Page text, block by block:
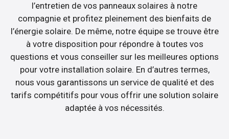
l’entretien de vos panneaux solaires à notre
compagnie et profitez pleinement des bienfaits de
l’énergie solaire. De même, notre équipe se trouve être
à votre disposition pour répondre à toutes vos
questions et vous conseiller sur les meilleures options
pour votre installation solaire. En d’autres termes,
nous vous garantissons un service de qualité et des
tarifs compétitifs pour vous offrir une solution solaire
adaptée à vos nécessités.